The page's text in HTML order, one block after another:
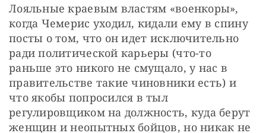
Лояльные краевым властям «военкоры»,
когда Чемерис уходил, кидали ему в спину
посты о том, что он идет исключительно
ради политической карьеры (что-то
раньше это никого не смущало, у нас в
правительстве такие чиновники есть) и
что якобы попросился в тыл
регулировщиком на должность, куда берут
женщин и неопытных бойцов, но никак не